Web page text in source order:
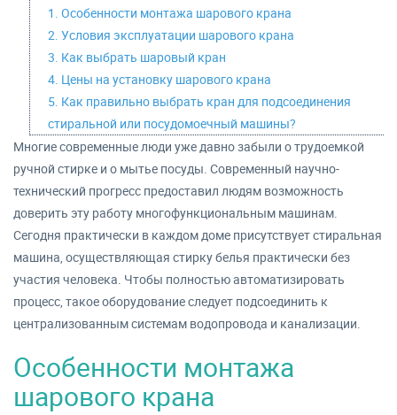
1. Особенности монтажа шарового крана
2. Условия эксплуатации шарового крана
3. Как выбрать шаровый кран
4. Цены на установку шарового крана
5. Как правильно выбрать кран для подсоединения
стиральной или посудомоечный машины?
Многие современные люди уже давно забыли о трудоемкой
ручной стирке и о мытье посуды. Современный научно-
технический прогресс предоставил людям возможность
доверить эту работу многофункциональным машинам.
Сегодня практически в каждом доме присутствует стиральная
машина, осуществляющая стирку белья практически без
участия человека. Чтобы полностью автоматизировать
процесс, такое оборудование следует подсоединить к
централизованным системам водопровода и канализации.
Особенности монтажа
шарового крана